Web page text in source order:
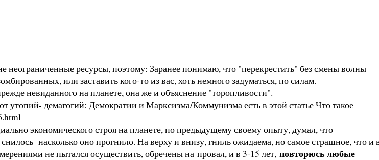
ресурсы, поэтому: Заранее понимаю, что "перекрестить" без смены волны
или заставить кого-то из вас, хоть немного задуматься, по силам.
невиданного на планете, она же и объяснение "торопливости".
утопий- демагогий: Демократии и Марксизма/Коммунизма есть в этой статье Что такое
экономического строя на планете, по предыдущему своему опыту, думал, что
насколько оно прогнило. На верху и внизу, гниль ожидаема, но самое страшное, что и
не пытался осуществить, обречены на провал, и в 3-15 лет, повторюсь любые